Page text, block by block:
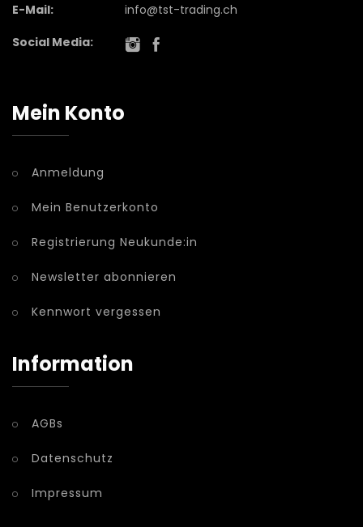
E-Mail:
info@tst-trading.ch
Social Media:
Mein Konto
Anmeldung
Mein Benutzerkonto
Registrierung Neukunde:in
Newsletter abonnieren
Kennwort vergessen
Information
AGBs
Datenschutz
Impressum